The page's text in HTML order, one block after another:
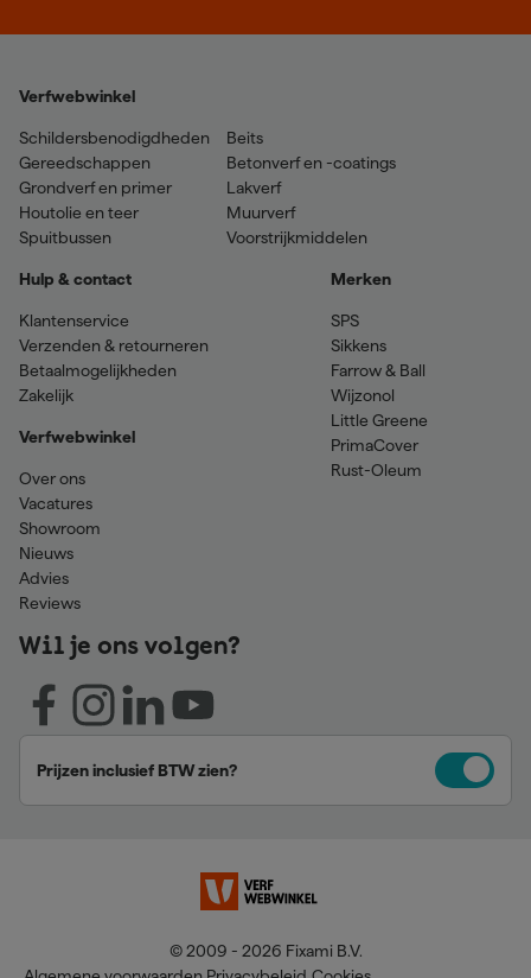
Verfwebwinkel
Schildersbenodigdheden
Gereedschappen
Grondverf en primer
Houtolie en teer
Spuitbussen
Beits
Betonverf en -coatings
Lakverf
Muurverf
Voorstrijkmiddelen
Hulp & contact
Klantenservice
Verzenden & retourneren
Betaalmogelijkheden
Zakelijk
Verfwebwinkel
Over ons
Vacatures
Showroom
Nieuws
Advies
Reviews
Merken
SPS
Sikkens
Farrow & Ball
Wijzonol
Little Greene
PrimaCover
Rust-Oleum
Wil je ons volgen?
Prijzen inclusief BTW zien?
© 2009 - 2026 Fixami B.V.